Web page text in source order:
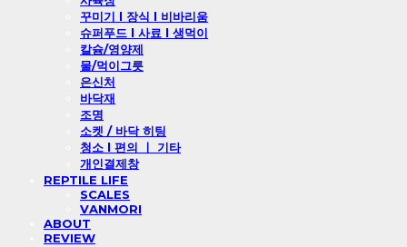
꾸미기 l 장식 l 비바리움
슈퍼푸드 l 사료 l 생먹이
칼슘/영양제
물/먹이그릇
은신처
바닥재
조명
소켓 / 바닥 히팅
청소 l 편의 ㅣ 기타
개인결제창
REPTILE LIFE
SCALES
VANMORI
ABOUT
REVIEW